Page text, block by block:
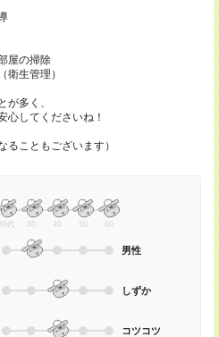
屋の掃除
生管理）
が多く、
心してくださいね！
ることもございます）
代 30 40 50 60
男性
しずか
コツコツ